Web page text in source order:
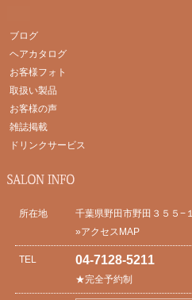
ブログ
ヘアカタログ
お客様フォト
取扱い製品
お客様の声
雑誌掲載
ドリンクサービス
所在地
千葉県野田市野田３５５−１
»アクセスMAP
TEL 04-7128-5211
★完全予約制